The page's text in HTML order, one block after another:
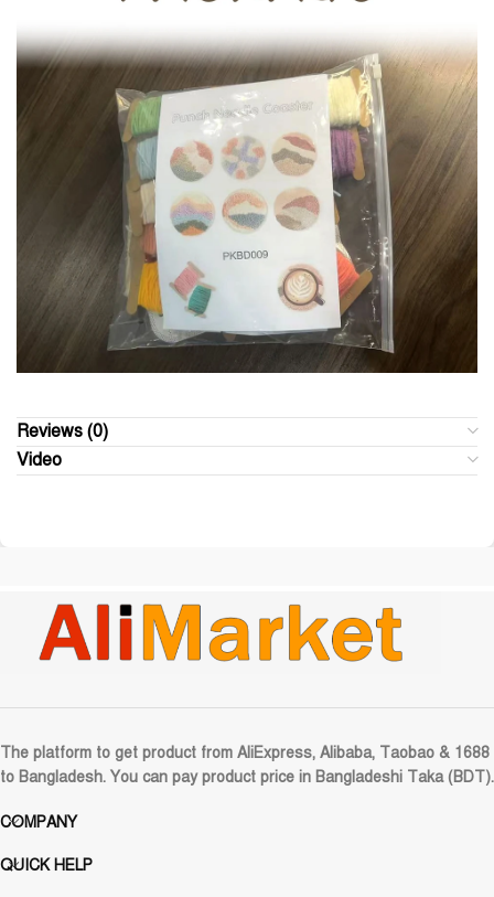
Reviews (0)
Video
The platform to get product from AliExpress, Alibaba, Taobao & 1688
to Bangladesh. You can pay product price in Bangladeshi Taka (BDT).
COMPANY
QUICK HELP